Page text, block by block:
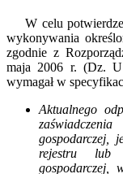
W celu
wykonywania
zgodnie z
maja 2006 r. (Dz.
wymagał w
Aktualnego
gospodarczej,
rejestru lub
gospodarczej,